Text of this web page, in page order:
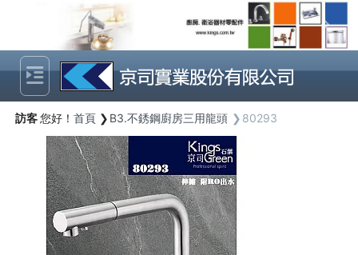
Previous Next
訪客您好！ 首頁 B3.不銹鋼廚房三用龍頭 80293